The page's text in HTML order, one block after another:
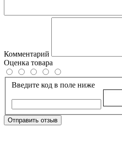
Комментарий
Оценка товара
Введите код в поле ниже
Отправить отзыв